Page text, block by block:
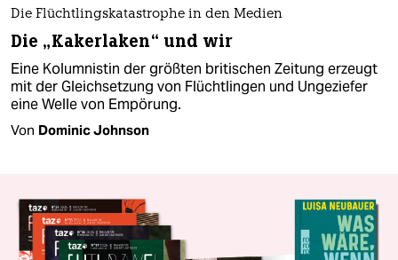
Die Flüchtlingskatastrophe in den Medien
Die „Kakerlaken“ und wir
Eine Kolumnistin der größten britischen Zeitung erzeugt
mit der Gleichsetzung von Flüchtlingen und Ungeziefer
eine Welle von Empörung.
Von Dominic Johnson